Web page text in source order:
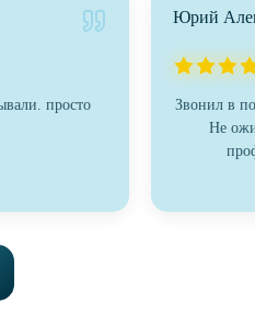
просто
Юрий
Звонил в
Не